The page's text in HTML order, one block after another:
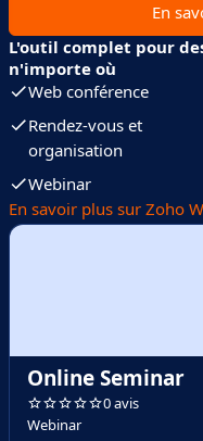
En
L'outil complet pour
n'importe où
Web conférence
Rendez-vous et
organisation
Webinar
En savoir plus sur Zoho
Online Seminar
0 avis
Webinar